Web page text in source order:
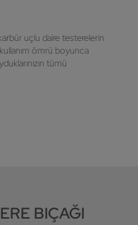
uçlu daire testerelerin
ömrü boyunca
tümü
BIÇAĞI